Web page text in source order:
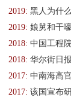
2019: 黑人为什
2019: 娘舅和干
2018: 中国工程
2018: 华尔街日
2017: 中南海高
2017: 该国宣布